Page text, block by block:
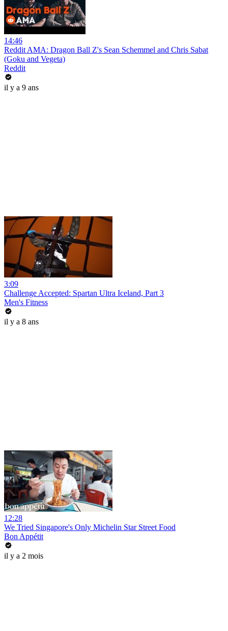
14:46
Reddit AMA: Dragon Ball Z's Sean Schemmel and Chris Sabat
(Goku and Vegeta)
Reddit
il y a 9 ans
3:09
Challenge Accepted: Spartan Ultra Iceland, Part 3
Men's Fitness
il y a 8 ans
12:28
We Tried Singapore's Only Michelin Star Street Food
Bon Appétit
il y a 2 mois